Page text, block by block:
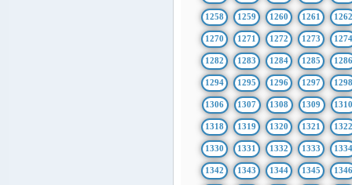
1258 1259 1260 1261 1262
1270 1271 1272 1273 1274
1282 1283 1284 1285 1286
1294 1295 1296 1297 1298
1306 1307 1308 1309
1318 1319 1320 1321 1322
1330 1331 1332 1333 1334
1342 1343 1344 1345 1346